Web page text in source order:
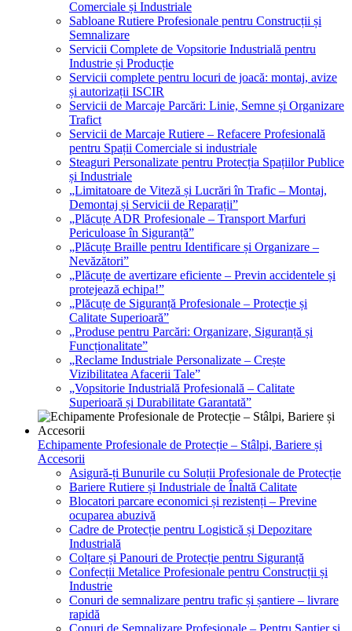
Comerciale și Industriale
Sabloane Rutiere Profesionale pentru Construcții și
Semnalizare
Servicii Complete de Vopsitorie Industrială pentru
Industrie și Producție
Servicii complete pentru locuri de joacă: montaj, avize
și autorizații ISCIR
Servicii de Marcaje Parcări: Linie, Semne și Organizare
Trafict
Servicii de Marcaje Rutiere – Refacere Profesională
pentru Spații Comerciale si industriale
Steaguri Personalizate pentru Protecția Spațiilor Publice
și Industriale
„Limitatoare de Viteză și Lucrări în Trafic – Montaj,
Demontaj și Servicii de Reparații”
„Plăcuțe ADR Profesionale – Transport Marfuri
Periculoase în Siguranță”
„Plăcuțe Braille pentru Identificare și Organizare –
Nevăzători”
„Plăcuțe de avertizare eficiente – Previn accidentele și
protejează echipa!”
„Plăcuțe de Siguranță Profesionale – Protecție și
Calitate Superioară”
„Produse pentru Parcări: Organizare, Siguranță și
Funcționalitate”
„Reclame Industriale Personalizate – Crește
Vizibilitatea Afacerii Tale”
„Vopsitorie Industrială Profesională – Calitate
Superioară și Durabilitate Garantată”
Echipamente Profesionale de Protecție – Stâlpi, Bariere și
Accesorii
Asigură-ți Bunurile cu Soluții Profesionale de Protecție
Bariere Rutiere și Industriale de Înaltă Calitate
Blocatori parcare economici și rezistenți – Previne
ocuparea abuzivă
Cadre de Protecție pentru Logistică și Depozitare
Industrială
Colțare și Panouri de Protecție pentru Siguranță
Confecții Metalice Profesionale pentru Construcții și
Industrie
Conuri de semnalizare pentru trafic și șantiere – livrare
rapidă
Conuri de Semnalizare Profesionale – Pentru Șantier și